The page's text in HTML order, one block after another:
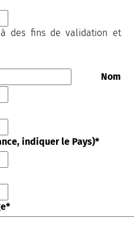
des fins de validation et
Nom
indiquer le Pays)*
*